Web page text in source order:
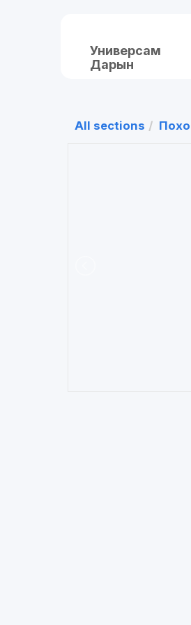
Универсам
Дарын
All sections